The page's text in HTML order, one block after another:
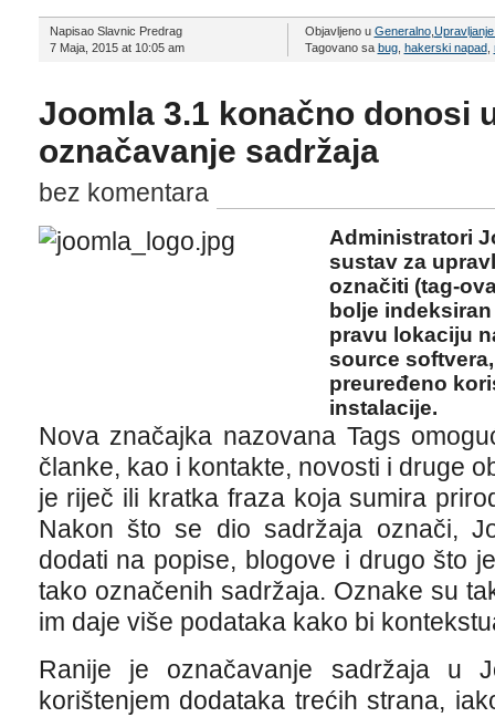
Napisao Slavnic Predrag
7 Maja, 2015 at 10:05 am
Objavljeno u Generalno,
Tagovano sa bug, hakerski napad,
Joomla 3.1 konačno donosi
označavanje sadržaja
bez komentara
Administratori
sustav za
označiti (tag-
bolje
pravu lokaciju
source
preuređeno
instalacije.
Nova značajka nazovana Tags
članke, kao i kontakte, novosti i druge
je riječ ili kratka fraza koja sumira
Nakon što se dio sadržaja označi,
dodati na popise, blogove i drugo što
tako označenih sadržaja. Oznake su
im daje više podataka kako bi
Ranije je označavanje sadržaja u
korištenjem dodataka trećih strana,